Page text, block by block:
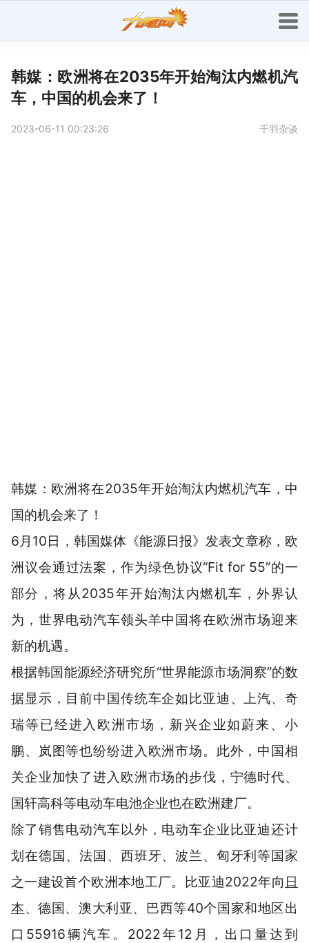
韩媒：欧洲将在2035年开始淘汰内燃机汽
车，中国的机会来了！
2023-06-11 00:23:26 千羽杂谈
韩媒：欧洲将在2035年开始淘汰内燃机汽车，中
国的机会来了！
6月10日，韩国媒体《能源日报》发表文章称，欧
洲议会通过法案，作为绿色协议“Fit for 55”的一
部分，将从2035年开始淘汰内燃机车，外界认
为，世界电动汽车领头羊中国将在欧洲市场迎来
新的机遇。
根据韩国能源经济研究所“世界能源市场洞察”的数
据显示，目前中国传统车企如比亚迪、上汽、奇
瑞等已经进入欧洲市场，新兴企业如蔚来、小
鹏、岚图等也纷纷进入欧洲市场。此外，中国相
关企业加快了进入欧洲市场的步伐，宁德时代、
国轩高科等电动车电池企业也在欧洲建厂。
除了销售电动汽车以外，电动车企业比亚迪还计
划在德国、法国、西班牙、波兰、匈牙利等国家
之一建设首个欧洲本地工厂。比亚迪2022年向 日
本、德国、澳大利亚、巴西等40个国家和地区出
口55916辆汽车。2022年12月，出口量达到